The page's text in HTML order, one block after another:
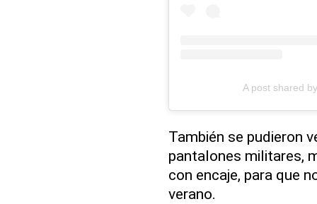
A post shared
También se pudieron
pantalones militares,
con encaje, para que
verano.